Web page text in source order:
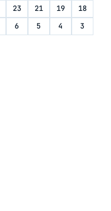
23 21 19
18
6 5 4
3